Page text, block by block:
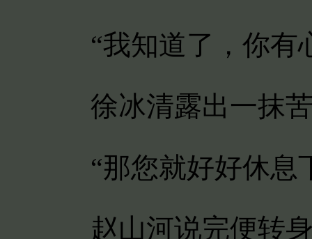
“我知道了，你有
徐冰清露出一抹苦
“那您就好好休息
赵山河说完便转身